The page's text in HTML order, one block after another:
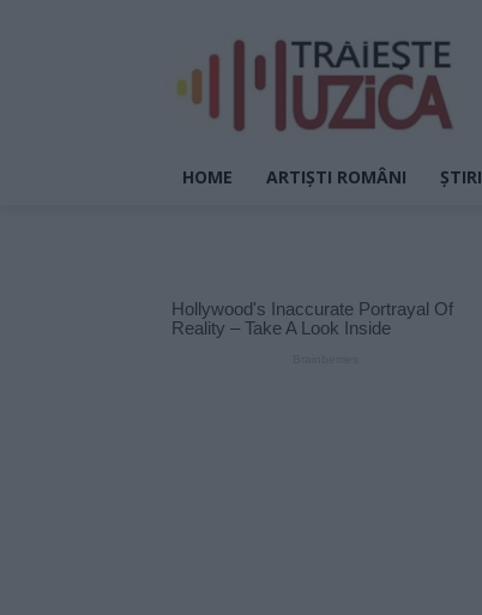
HOME ARTIȘTI ROMÂNI ȘTIRI